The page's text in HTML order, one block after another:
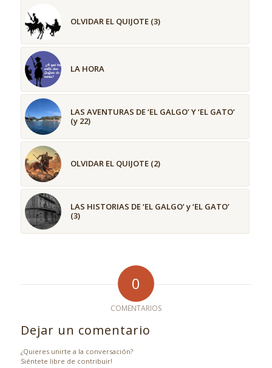
OLVIDAR EL QUIJOTE (3)
LA HORA
LAS AVENTURAS DE ‘EL GALGO’ Y ‘EL GATO’
(y 22)
OLVIDAR EL QUIJOTE (2)
LAS HISTORIAS DE ‘EL GALGO’ y ‘EL GATO’
(3)
0
COMENTARIOS
Dejar un comentario
¿Quieres unirte a la conversación?
Siéntete libre de contribuir!